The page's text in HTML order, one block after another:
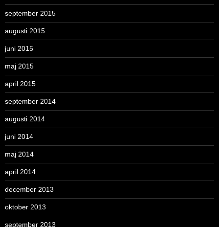
september 2015
augusti 2015
juni 2015
maj 2015
april 2015
september 2014
augusti 2014
juni 2014
maj 2014
april 2014
december 2013
oktober 2013
september 2013